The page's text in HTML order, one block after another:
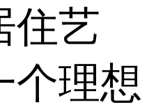
住艺
个理想